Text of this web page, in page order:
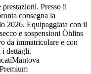
Presso il
consegna la
2026. Equipaggiata con il
e sospensioni Öhlins
da immatricolare e con
i dettagli.